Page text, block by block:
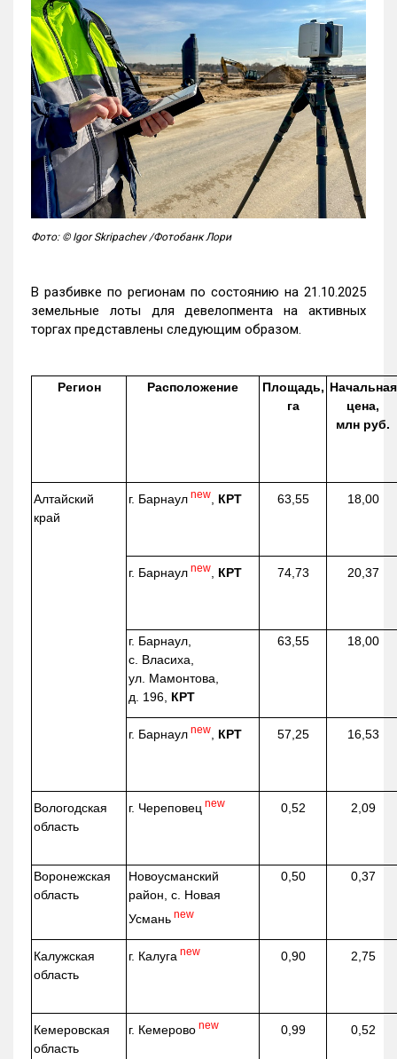
Фото: © Igor Skripachev /Фотобанк Лори
В разбивке по регионам по состоянию на 21.10.2025
земельные лоты для девелопмента на активных
торгах представлены следующим образом.
Регион Расположение
Площадь,
га
Начальная
цена,
млн руб.
Алтайский
край
г. Барнаул new КРТ 63,55 18,00
г. Барнаул new КРТ 74,73 20,37
г. Барнаул,
с. Власиха,
ул. Мамонтова,
д. 196, КРТ
63,55 18,00
г. Барнаул new КРТ 57,25 16,53
Вологодская
область
г. Череповец new 0,52 2,09
Воронежская
область
Новоусманский
район, с. Новая
Усмань new
0,50 0,37
Калужская
область
г. Калуга new 0,90 2,75
Кемеровская
область
г. Кемерово new 0,99 0,52